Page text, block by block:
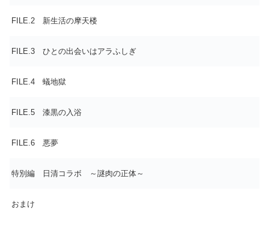
FILE.2 新生活の摩天楼
FILE.3 ひとの出会いはアラふしぎ
FILE.4 蟻地獄
FILE.5 漆黒の入浴
FILE.6 悪夢
特別編 日清コラボ ～謎肉の正体～
おまけ